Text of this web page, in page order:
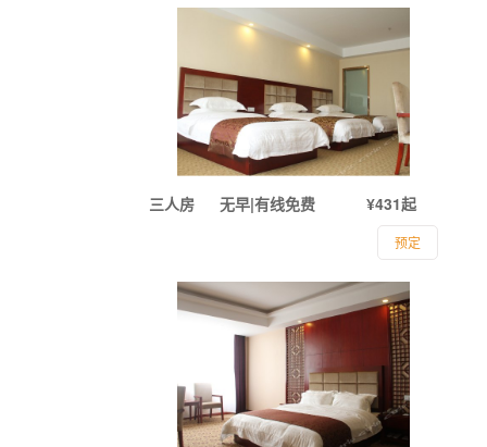
三人房 ¥431起
无早|有线免费
预定